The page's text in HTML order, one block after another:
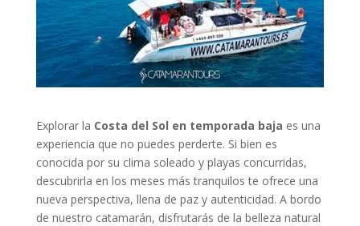
Explorar la Costa del Sol en temporada baja es una
experiencia que no puedes perderte. Si bien es
conocida por su clima soleado y playas concurridas,
descubrirla en los meses más tranquilos te ofrece una
nueva perspectiva, llena de paz y autenticidad. A bordo
de nuestro catamarán, disfrutarás de la belleza natural